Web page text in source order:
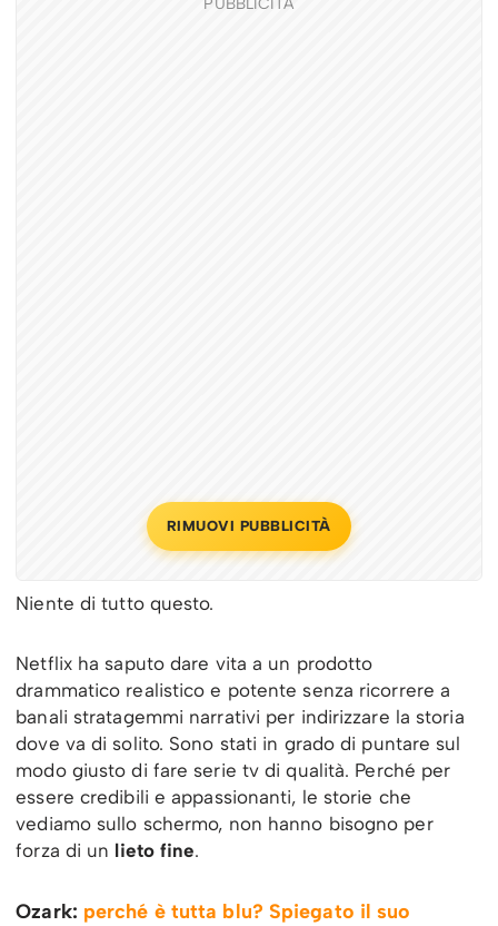
PUBBLICITÀ
RIMUOVI PUBBLICITÀ
Niente di tutto questo.
Netflix ha saputo dare vita a un prodotto
drammatico realistico e potente senza ricorrere a
banali stratagemmi narrativi per indirizzare la storia
dove va di solito. Sono stati in grado di puntare sul
modo giusto di fare serie tv di qualità. Perché per
essere credibili e appassionanti, le storie che
vediamo sullo schermo, non hanno bisogno per
forza di un lieto fine.
Ozark: perché è tutta blu? Spiegato il suo